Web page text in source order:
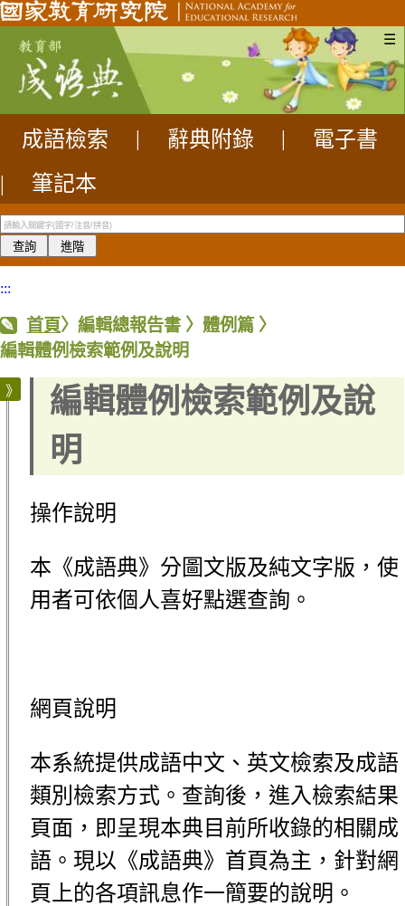
☰
成語檢索 辭典附錄
電子書
|
筆記本
:::
首頁〉編輯總報告書 〉 體例篇 〉
編輯體例檢索範例及說明
編輯體例檢索範例及說
明
操作說明
本《成語典》分圖文版及純文字版，使
用者可依個人喜好點選查詢。
網頁說明
本系統提供成語中文、英文檢索及成語
類別檢索方式。查詢後，進入檢索結果
頁面，即呈現本典目前所收錄的相關成
語。現以《成語典》首頁為主，針對網
頁上的各項訊息作一簡要的說明。